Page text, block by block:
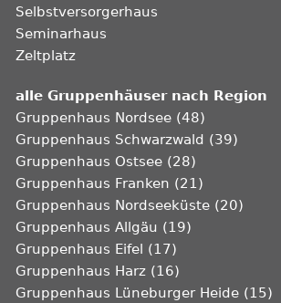
Selbstversorgerhaus
Seminarhaus
Zeltplatz
alle Gruppenhäuser nach Region
Gruppenhaus Nordsee (48)
Gruppenhaus Schwarzwald (39)
Gruppenhaus Ostsee (28)
Gruppenhaus Franken (21)
Gruppenhaus Nordseeküste (20)
Gruppenhaus Allgäu (19)
Gruppenhaus Eifel (17)
Gruppenhaus Harz (16)
Gruppenhaus Lüneburger Heide (15)